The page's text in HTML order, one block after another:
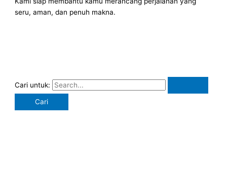
seru, aman, dan penuh makna.
Cari untuk: